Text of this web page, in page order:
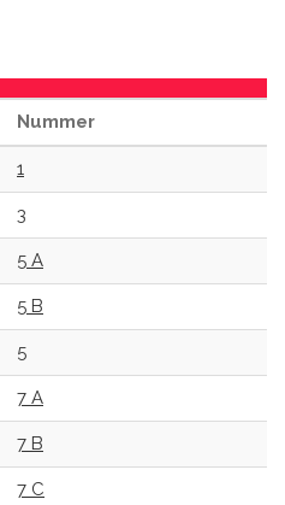
Nummer
1
3
5 A
5 B
5
7 A
7 B
7 C